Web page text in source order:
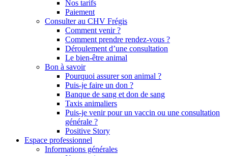
Nos tarifs
Paiement
Consulter au CHV Frégis
Comment venir ?
Comment prendre rendez-vous ?
Déroulement d’une consultation
Le bien-être animal
Bon à savoir
Pourquoi assurer son animal ?
Puis-je faire un don ?
Banque de sang et don de sang
Taxis animaliers
Puis-je venir pour un vaccin ou une consultation
générale ?
Positive Story
Espace professionnel
Informations générales